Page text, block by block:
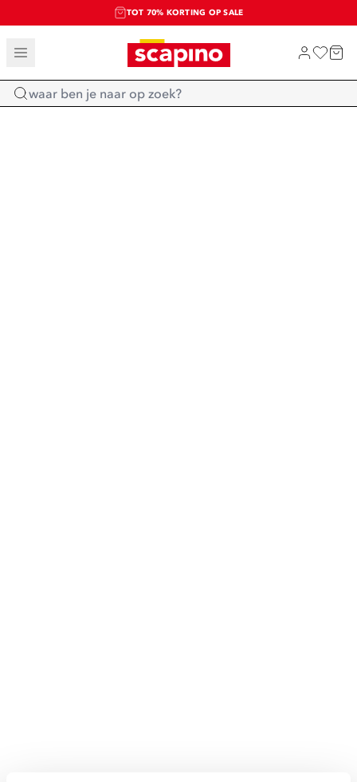
TOT 70% KORTING OP SALE
SALE: LAATSTE KANS!
SHOP NIEUW
Home